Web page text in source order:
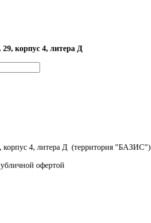
корпус 4, литера Д
корпус 4, литера Д (территория "БАЗИС")
офертой